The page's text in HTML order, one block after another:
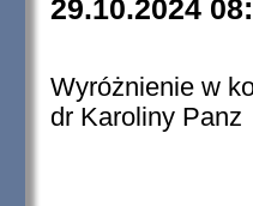
29.10.2024
Wyróżnienie w
dr Karoliny Panz